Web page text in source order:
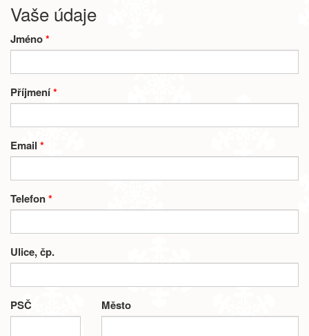
Vaše údaje
Jméno*
Příjmení*
Email*
Telefon*
Ulice, čp.
PSČ Město